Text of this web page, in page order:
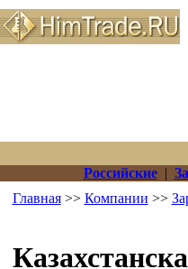
Российские|
Главная>> Компании >>